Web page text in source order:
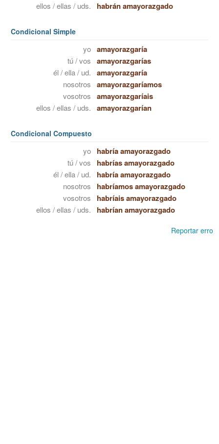
ellos / ellas / uds. habrán amayorazgado
Condicional Simple
yo amayorazgaría
tú / vos amayorazgarías
él / ella / ud. amayorazgaría
nosotros amayorazgaríamos
vosotros amayorazgaríais
ellos / ellas / uds. amayorazgarían
Condicional Compuesto
yo habría amayorazgado
tú / vos habrías amayorazgado
él / ella / ud. habría amayorazgado
nosotros habríamos amayorazgado
vosotros habríais amayorazgado
ellos / ellas / uds. habrían amayorazgado
Reportar erro